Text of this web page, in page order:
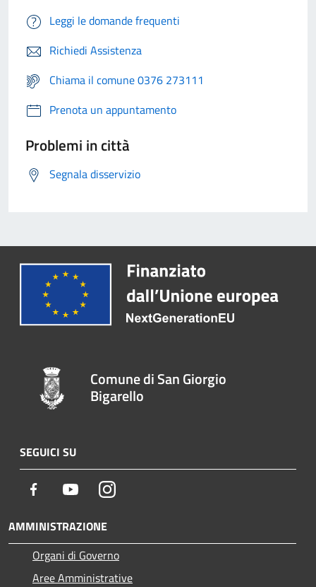
Leggi le domande frequenti
Richiedi Assistenza
Chiama il comune 0376 273111
Prenota un appuntamento
Problemi in città
Segnala disservizio
Comune di San Giorgio
Bigarello
SEGUICI SU
Facebook YoutubeInstagram
AMMINISTRAZIONE
Organi di Governo
Aree Amministrative